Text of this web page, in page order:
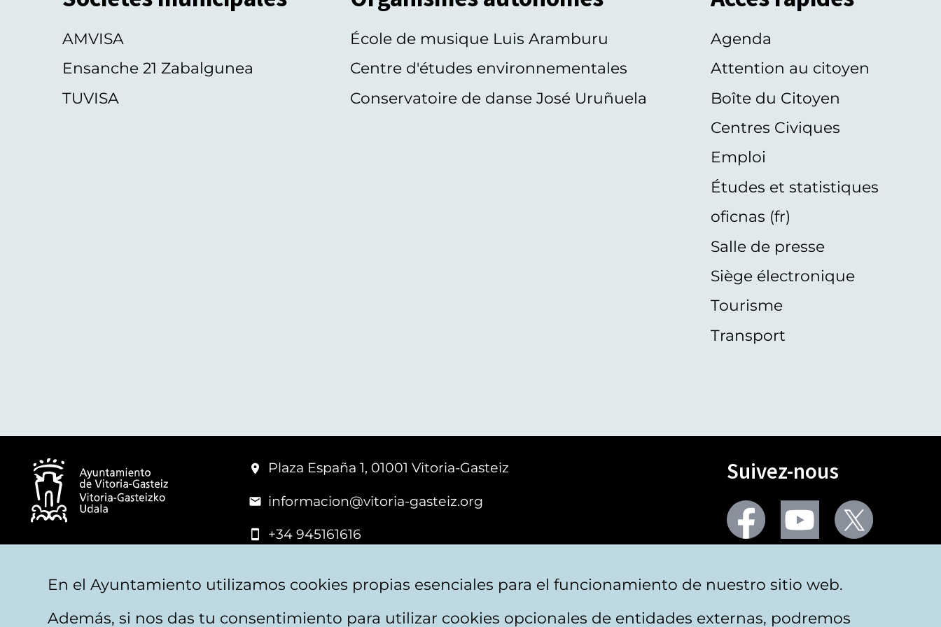
AMVISA
Ensanche 21 Zabalgunea
TUVISA
École de musique Luis Aramburu
Centre d'études environnementales
Conservatoire de danse José Uruñuela
Agenda
Attention au citoyen
Boîte du Citoyen
Centres Civiques
Emploi
Études et statistiques
oficnas (fr)
Salle de presse
Siège électronique
Tourisme
Transport
Plaza España 1, 01001 Vitoria-Gasteiz
informacion@vitoria-gasteiz.org
+34 945161616
Suivez-nous
Facebook Youtube
En el Ayuntamiento utilizamos cookies propias esenciales para el funcionamiento de nuestro sitio web.
Además, si nos das tu consentimiento para utilizar cookies opcionales de entidades externas, podremos